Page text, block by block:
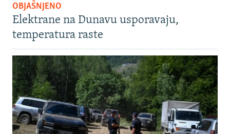
OBJAŠNJENO
Elektrane na Dunavu usporavaju,
temperatura raste